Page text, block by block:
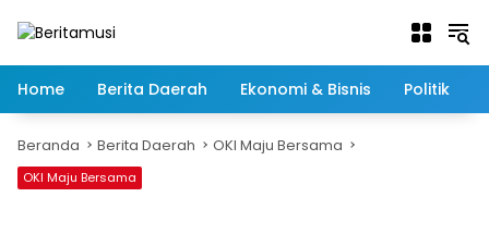
Home
Berita Daerah Ekonomi & Bisnis Politik
Beranda Berita Daerah OKI Maju Bersama
OKI Maju Bersama